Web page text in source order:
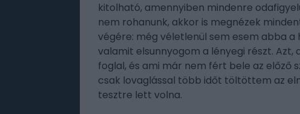
kitolható, amennyiben mindenre
nem rohanunk, akkor is megnézek
végére: még véletlenül sem esem abba
valamit elsunnyogom a lényegi részt.
foglal, és ami már nem fért bele az előző
csak lovaglással több időt töltöttem az
tesztre lett volna.